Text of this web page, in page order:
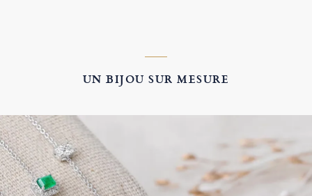
UN BIJOU SUR MESURE